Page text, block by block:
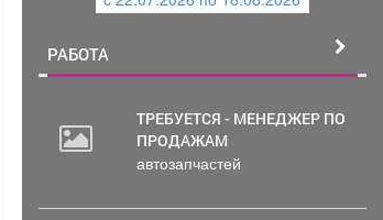
РАБОТА
ТРЕБУЕТСЯ - МЕНЕДЖЕР ПО
ПРОДАЖАМ
автозапчастей